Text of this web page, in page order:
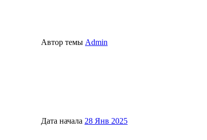
Автор темы Admin
Дата начала 28 Янв 2025